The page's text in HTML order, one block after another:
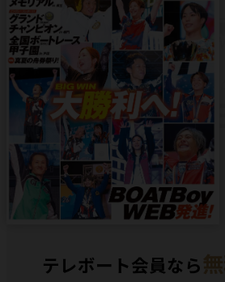
テレボート会員なら